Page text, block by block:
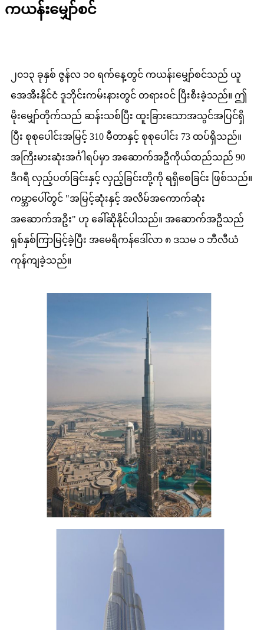
ကယန်းမျှော်စင်
၂၀၁၃ ခုနှစ် ဇွန်လ ၁၀ ရက်နေ့တွင် ကယန်းမျှော်စင်သည် ယူ
အေအီးနိုင်ငံ ဒူဘိုင်းကမ်းနားတွင် တရားဝင် ပြီးစီးခဲ့သည်။ ဤ
မိုးမျှော်တိုက်သည် ဆန်းသစ်ပြီး ထူးခြားသောအသွင်အပြင်ရှိ
ပြီး စုစုပေါင်းအမြင့် 310 မီတာနှင့် စုစုပေါင်း 73 ထပ်ရှိသည်။
အကြီးမားဆုံးအင်္ဂါရပ်မှာ အဆောက်အဦကိုယ်ထည်သည် 90
ဒီဂရီ လှည့်ပတ်ခြင်းနှင့် လှည့်ခြင်းတို့ကို ရရှိစေခြင်း ဖြစ်သည်။
ကမ္ဘာပေါ်တွင် "အမြင့်ဆုံးနှင့် အလိမ်အကောက်ဆုံး
အဆောက်အဦး" ဟု ခေါ်ဆိုနိုင်ပါသည်။ အဆောက်အဦသည်
ရှစ်နှစ်ကြာမြင့်ခဲ့ပြီး အမေရိကန်ဒေါ်လာ ၈ ဒသမ ၁ ဘီလီယံ
ကုန်ကျခဲ့သည်။